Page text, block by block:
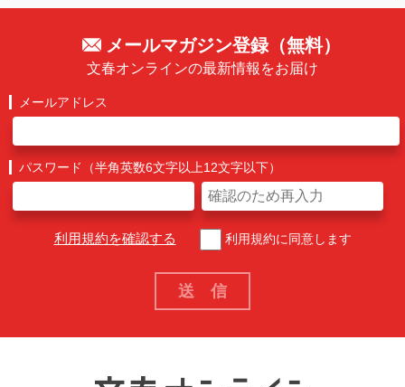
メールマガジン登録（無料）
文春オンラインの最新情報をお届け
メールアドレス
パスワード（半角英数6文字以上12文字以下）
利用規約を確認する 利用規約に同意します